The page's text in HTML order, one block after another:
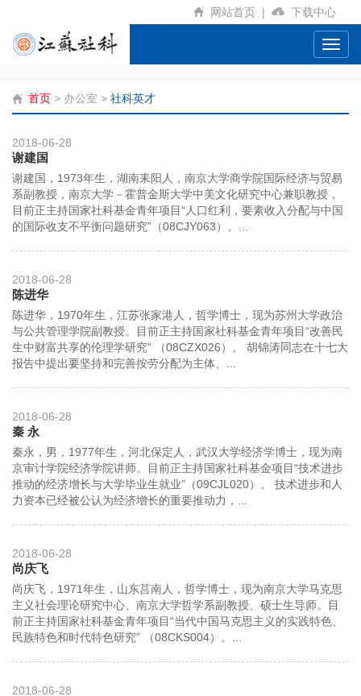
网站首页 | 下载中心
首页 > 办公室 > 社科英才
2018-06-28
谢建国
谢建国，1973年生，湖南耒阳人，南京大学商学院国际经济与贸易
系副教授，南京大学－霍普金斯大学中美文化研究中心兼职教授，
目前正主持国家社科基金青年项目“人口红利，要素收入分配与中国
的国际收支不平衡问题研究”（08CJY063）。...
2018-06-28
陈进华
陈进华，1970年生，江苏张家港人，哲学博士，现为苏州大学政治
与公共管理学院副教授。目前正主持国家社科基金青年项目“改善民
生中财富共享的伦理学研究” （08CZX026）。 胡锦涛同志在十七大
报告中提出要坚持和完善按劳分配为主体、...
2018-06-28
秦 永
秦永，男，1977年生，河北保定人，武汉大学经济学博士，现为南
京审计学院经济学院讲师。目前正主持国家社科基金项目“技术进步
推动的经济增长与大学毕业生就业”（09CJL020）。 技术进步和人
力资本已经被公认为经济增长的重要推动力，...
2018-06-28
尚庆飞
尚庆飞，1971年生，山东莒南人，哲学博士，现为南京大学马克思
主义社会理论研究中心、南京大学哲学系副教授、硕士生导师。目
前正主持国家社科基金青年项目“当代中国马克思主义的实践特色、
民族特色和时代特色研究” （08CKS004）。...
2018-06-28